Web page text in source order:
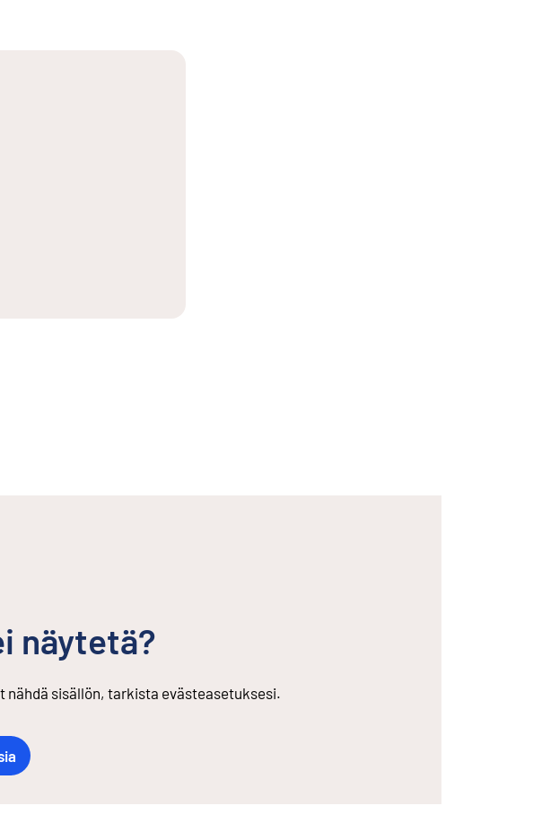
näytetä?
nähdä sisällön, tarkista evästeasetuksesi.